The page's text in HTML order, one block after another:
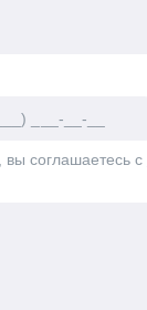
вы соглашаетесь с